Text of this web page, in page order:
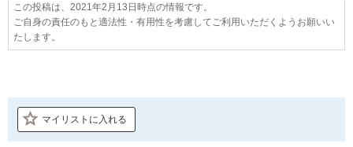
この投稿は、2021年2月13日時点の情報です。
ご自身の責任のもと適法性・有用性を考慮してご利用いただくようお願いい
たします。
マイリストに入れる